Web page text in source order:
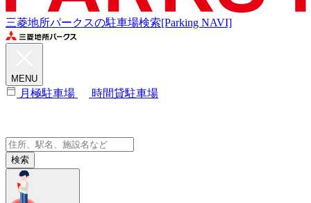
三菱地所パークスの駐車場検索[Parking NAVI]
MENU
月極駐車場 時間貸駐車場
検索